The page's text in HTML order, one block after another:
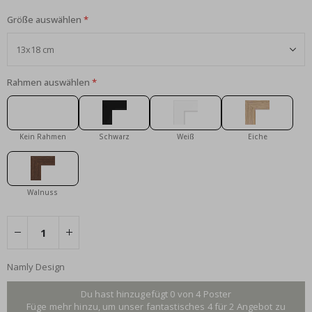
Größe auswählen
Rahmen auswählen
Kein Rahmen Schwarz Weiß Eiche
Walnuss
Namly Design
Du hast hinzugefügt 0 von 4 Poster
Füge mehr hinzu, um unser fantastisches 4 für 2 Angebot zu